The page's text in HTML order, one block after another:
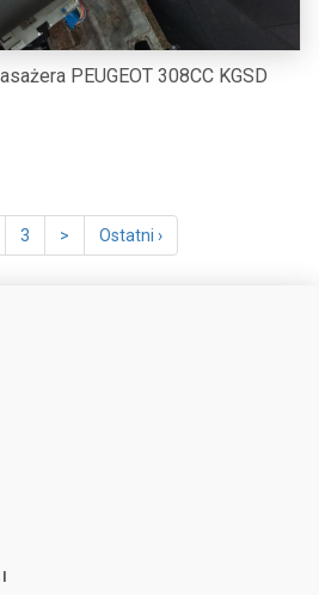
PEUGEOT 308CC KGSD
3 > Ostatni ›